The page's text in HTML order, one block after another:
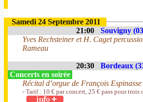
Samedi 24 Septembre 2011
21:00
Souvigny
Yves Rechsteiner et H. Caget
Rameau
20:30 Bordeaux
Concerts en soirée
Récital d’orgue de François Espinasse
- Tarif : 10 € par concert, 25 € pass pour trois